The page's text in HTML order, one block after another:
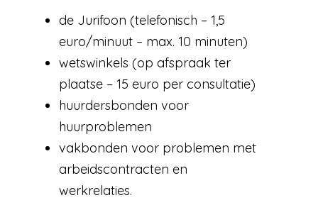
de Jurifoon (telefonisch – 1,5
euro/minuut – max. 10 minuten)
wetswinkels (op afspraak ter
plaatse – 15 euro per consultatie)
huurdersbonden voor
huurproblemen
vakbonden voor problemen met
arbeidscontracten en
werkrelaties.